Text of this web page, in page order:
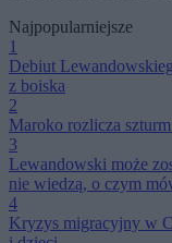
Najpopularniejsze
1
Debiut
z boiska
2
Maroko rozlicza
3
Lewandowski może
nie wiedzą, o czym
4
Kryzys migracyjny w